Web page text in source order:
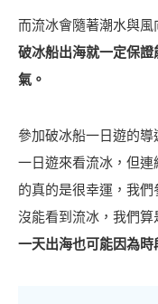
而流冰會隨著潮水與風
破冰船出海就一定保
氣。
參加破冰船一日遊的
一日遊來看流冰，但連
的真的是很幸運，我
沒能看到流冰，我們算
一天出海也可能因為